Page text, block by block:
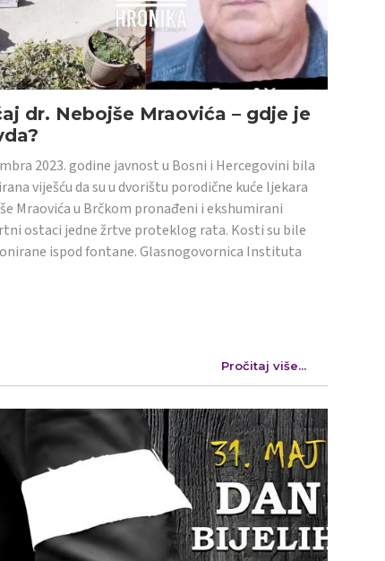
dr. Nebojše Mraovića – gdje je
2023. godine javnost u Bosni i Hercegovini bila
viješću da su u dvorištu porodične kuće ljekara
Mraovića u Brčkom pronađeni i ekshumirani
ostaci jedne žrtve proteklog rata. Kosti su bile
ispod fontane. Glasnogovornica Instituta
Pročitaj više...